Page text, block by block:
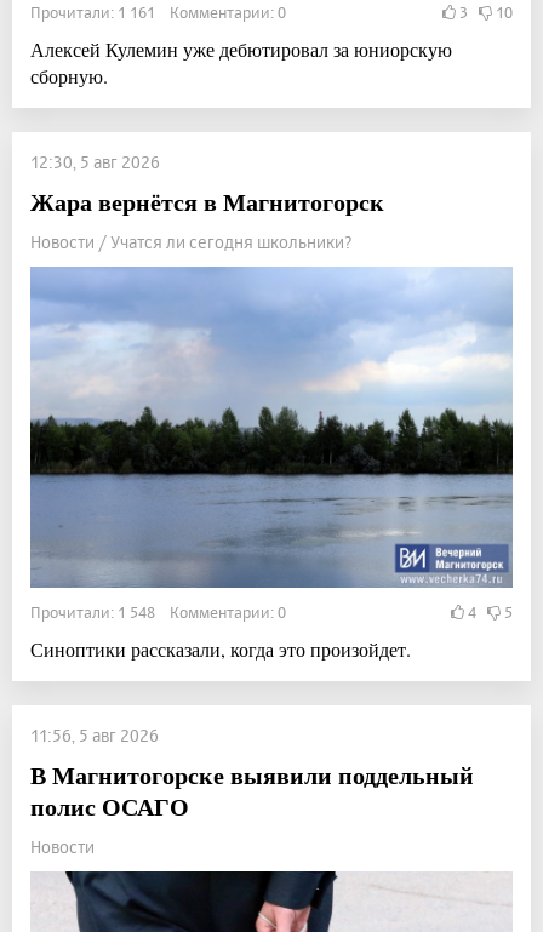
Прочитали: 1 161 Комментарии: 0 3 10
Алексей Кулемин уже дебютировал за юниорскую
сборную.
12:30, 5 авг 2026
Жара вернётся в Магнитогорск
Новости / Учатся ли сегодня школьники?
Прочитали: 1 548 Комментарии: 0 4 5
Синоптики рассказали, когда это произойдет.
11:56, 5 авг 2026
В Магнитогорске выявили поддельный
полис ОСАГО
Новости